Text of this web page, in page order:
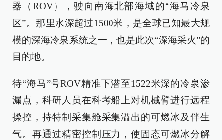
器（ROV），驶向南海北部海域的“海马冷泉
区”。那里水深超过1500米，是全球已知最大规
模的深海冷泉系统之一，也是此次“深海采火”的
目的地。
待“海马”号ROV精准下潜至1522米深的冷泉渗
漏点，科研人员在科考船上对机械臂进行远程
操控，持特制采集舱采集溢出的可燃冰及伴生
气。再通过精密控制压力，使固态可燃冰分解